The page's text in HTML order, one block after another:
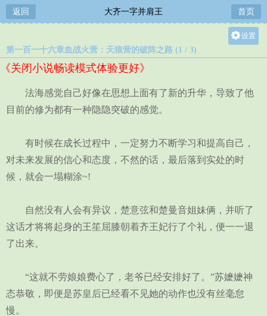
返回 大齐一字并肩王 首页
设置
中
第一百一十六章血战火营：天狼营的破阵之路 (1 / 3)
《关闭小说畅读模式体验更好》
法海感觉自己好像在思想上面有了新的升华，导致了他
目前的修为都有一种隐隐突破的感觉。
有时候在成长过程中，一定努力不断学习和提高自己，
对未来发展的信心和态度，不然的话，最后落到实处的时
候，就会一塌糊涂~!
自然没有人会有异议，楚意弦和楚曼音姐妹俩，并听了
这话才将将起身的王笙屈膝朝着齐王妃行了个礼，便一一退
了出来。
“这就不劳娘娘费心了，老爷已经安排好了。”苏嬷嬷神
态恭敬，即便是苏皇后已经看不见她的动作也没有丝毫怠
慢。